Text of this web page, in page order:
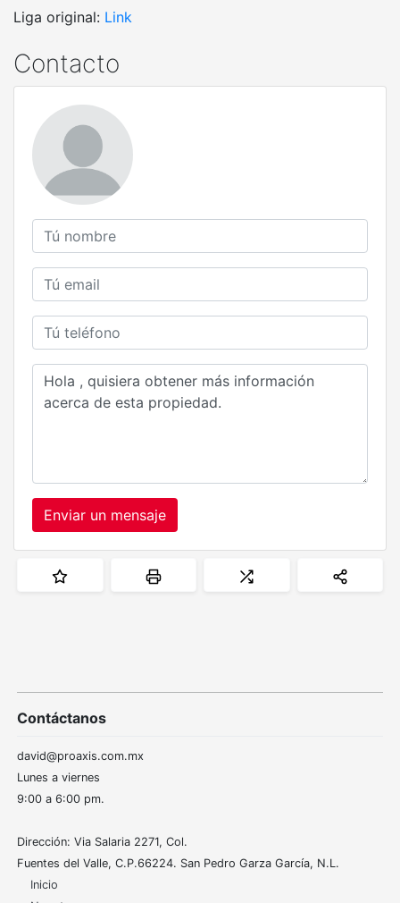
Liga original: Link
Contacto
Enviar un mensaje
Contáctanos
david@proaxis.com.mx
Lunes a viernes
9:00 a 6:00 pm.
Dirección: Via Salaria 2271, Col.
Fuentes del Valle, C.P.66224. San Pedro Garza García, N.L.
Inicio